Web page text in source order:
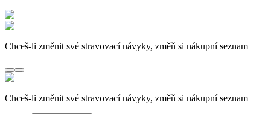
Chceš-li změnit své stravovací návyky, změň si nákupní seznam
Chceš-li změnit své stravovací návyky, změň si nákupní seznam